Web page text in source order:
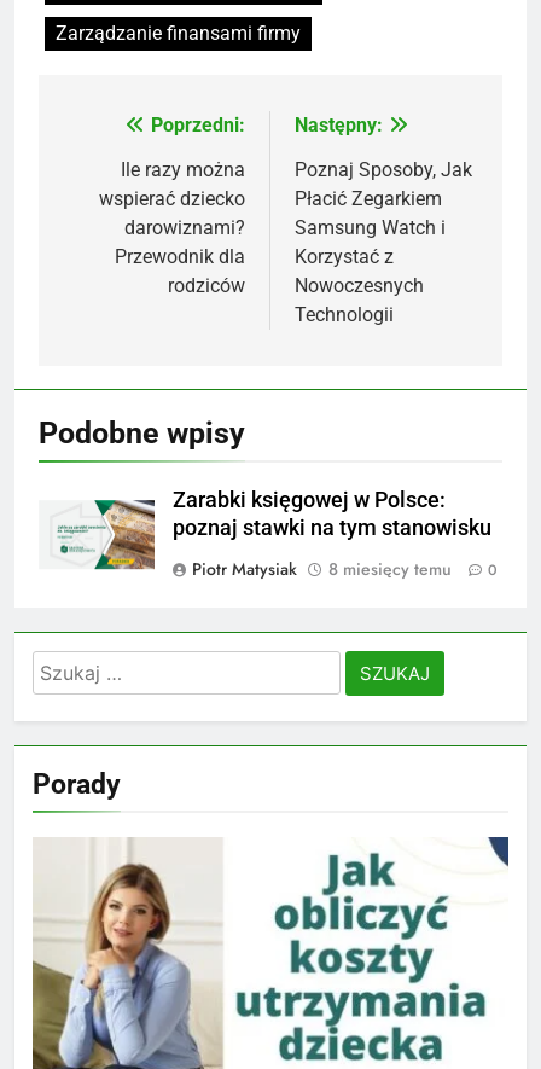
Zarządzanie finansami firmy
Nawigacja
wpisu
Poprzedni:
Ile razy można
wspierać dziecko
darowiznami?
Przewodnik dla
rodziców
Następny:
Poznaj Sposoby, Jak
Płacić Zegarkiem
Samsung Watch i
Korzystać z
Nowoczesnych
Technologii
Podobne wpisy
Zarabki księgowej w Polsce:
poznaj stawki na tym stanowisku
Piotr Matysiak
8 miesięcy temu 0
Szukaj:
Porady